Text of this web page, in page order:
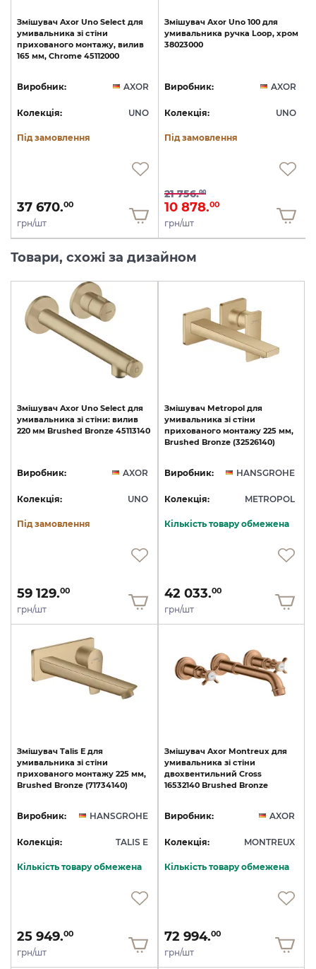
Змішувач Axor Uno Select для
умивальника зі стіни
прихованого монтажу, вилив
165 мм, Chrome 45112000
Виробник: AXOR
Колекція: UNO
Під замовлення
37 670.00
грн/шт
Змішувач Axor Uno 100 для
умивальника ручка Loop, хром
38023000
Виробник: AXOR
Колекція: UNO
Під замовлення
21 756.00
10 878.00
грн/шт
Товари, схожі за дизайном
Змішувач Axor Uno Select для
умивальника зі стіни: вилив
220 мм Brushed Bronze 45113140
Виробник: AXOR
Колекція: UNO
Під замовлення
59 129.00
грн/шт
Змішувач Metropol для
умивальника зі стіни
прихованого монтажу 225 мм,
Brushed Bronze (32526140)
Виробник: HANSGROHE
Колекція: METROPOL
Кількість товару обмежена
42 033.00
грн/шт
Змішувач Talis E для
умивальника зі стіни
прихованого монтажу 225 мм,
Brushed Bronze (71734140)
Виробник: HANSGROHE
Колекція: TALIS E
Кількість товару обмежена
25 949.00
грн/шт
Змішувач Axor Montreux для
умивальника зі стіни
двохвентильний Cross
16532140 Brushed Bronze
Виробник: AXOR
Колекція: MONTREUX
Кількість товару обмежена
72 994.00
грн/шт